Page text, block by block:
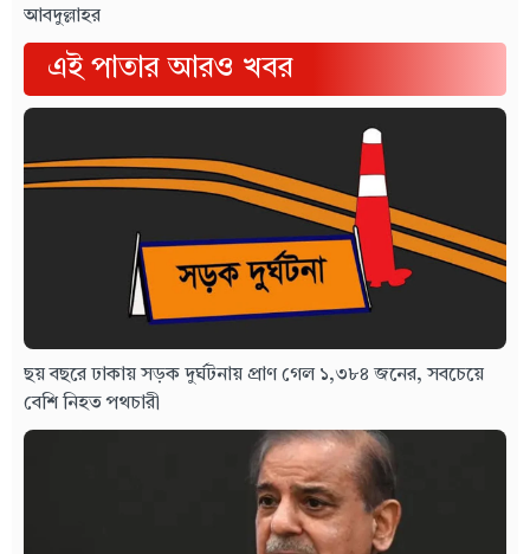
আবদুল্লাহর
এই পাতার আরও খবর
ছয় বছরে ঢাকায় সড়ক দুর্ঘটনায় প্রাণ গেল ১,৩৮৪ জনের, সবচেয়ে
বেশি নিহত পথচারী